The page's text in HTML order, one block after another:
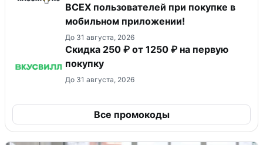
ВСЕХ пользователей при покупке в
мобильном приложении!
До 31 августа, 2026
Скидка 250 ₽ от 1250 ₽ на первую
покупку
До 31 августа, 2026
Все промокоды